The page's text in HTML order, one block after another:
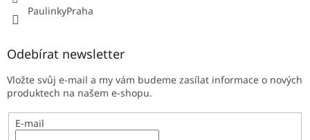
PaulinkyPraha
Odebírat newsletter
Vložte svůj e-mail a my vám budeme zasílat informace o nových
produktech na našem e-shopu.
E-mail